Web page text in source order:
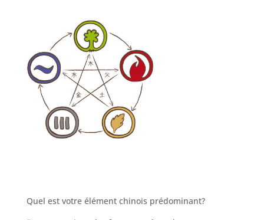
Quel est votre élément chinois prédominant?